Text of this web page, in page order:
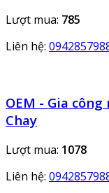
Lượt mua: 785
Liên hệ:
OEM - Gia
Chay
Lượt mua: 1078
Liên hệ: